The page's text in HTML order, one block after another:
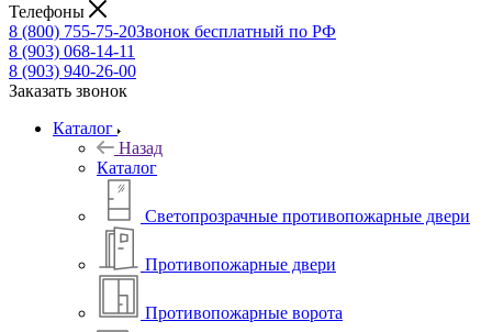
Телефоны
8 (800) 755-75-20Звонок бесплатный по РФ
8 (903) 068-14-11
8 (903) 940-26-00
Заказать звонок
Каталог
Назад
Каталог
Светопрозрачные противопожарные двери
Противопожарные двери
Противопожарные ворота